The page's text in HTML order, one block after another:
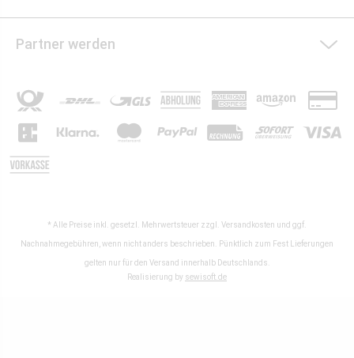
Partner werden
* Alle Preise inkl. gesetzl. Mehrwertsteuer zzgl. Versandkosten und ggf.
Nachnahmegebühren, wenn nicht anders beschrieben. Pünktlich zum Fest Lieferungen
gelten nur für den Versand innerhalb Deutschlands.
Realisierung by sewisoft.de